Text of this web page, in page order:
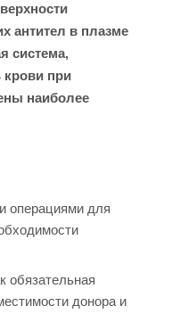
антител в плазме
система,
при
наиболее
операциями для
обязательная
донора и